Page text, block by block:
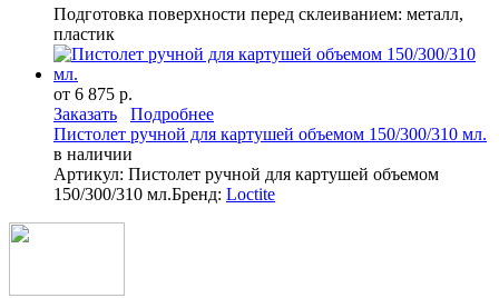
Подготовка поверхности перед склеиванием: металл,
пластик
от 6 875 р.
Заказать
Подробнее
Пистолет ручной для картушей объемом 150/300/310 мл.
в наличии
Артикул: Пистолет ручной для картушей объемом
150/300/310 мл.Бренд: Loctite